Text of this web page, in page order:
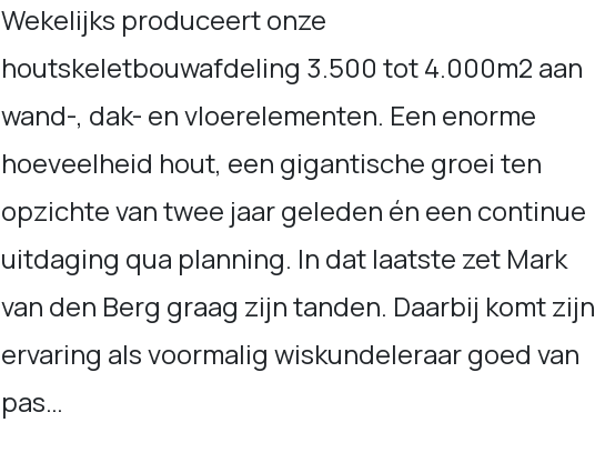
Wekelijks produceert onze
houtskeletbouwafdeling 3.500 tot 4.000m2 aan
wand-, dak- en vloerelementen. Een enorme
hoeveelheid hout, een gigantische groei ten
opzichte van twee jaar geleden én een continue
uitdaging qua planning. In dat laatste zet Mark
van den Berg graag zijn tanden. Daarbij komt zijn
ervaring als voormalig wiskundeleraar goed van
pas…